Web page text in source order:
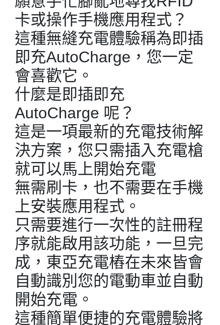
卡或操作手機應用程式？
這種無縫充電體驗稱為即插
即充AutoCharge，您一定
會喜歡它。
什麼是即插即充
AutoCharge 呢？
這是一項最新的充電技術解
決方案，您只需插入充電槍
就可以馬上開始充電
無需刷卡，也不需要在手機
上安裝應用程式。
只需要進行一次性的註冊程
序就能啟用該功能，一旦完
成，東亞充電樁在未來皆會
自動識別您的電動車並自動
開始充電。
這種簡單便捷的充電體驗將